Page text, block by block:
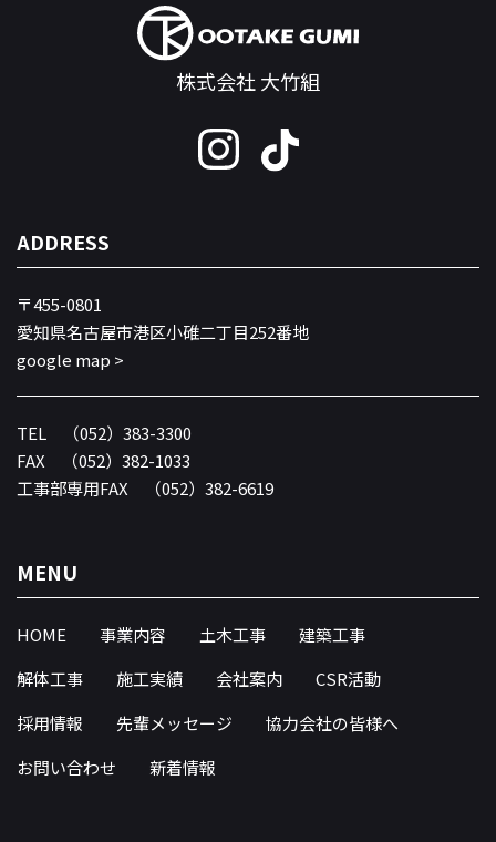
株式会社 大竹組
ADDRESS
〒455-0801
愛知県名古屋市港区小碓二丁目252番地
google map >
TEL
（052）383-3300
FAX （052）382-1033
工事部専用FAX （052）382-6619
MENU
HOME 事業内容 土木工事
建築工事
解体工事
施工実績 会社案内
CSR活動
採用情報
先輩メッセージ
協力会社の皆様へ
お問い合わせ
新着情報